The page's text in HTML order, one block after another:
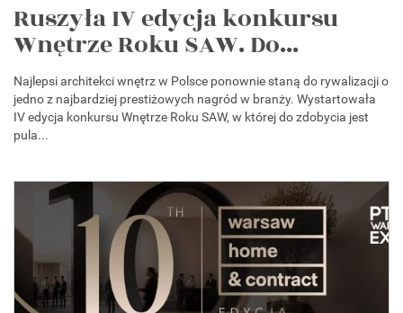
Ruszyła IV edycja konkursu
Wnętrze Roku SAW. Do...
Najlepsi architekci wnętrz w Polsce ponownie staną do rywalizacji o
jedno z najbardziej prestiżowych nagród w branży. Wystartowała
IV edycja konkursu Wnętrze Roku SAW, w której do zdobycia jest
pula...